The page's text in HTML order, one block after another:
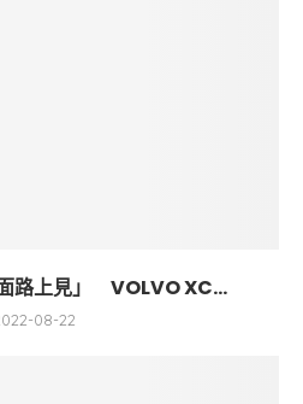
路上見」 VOLVO XC...
08-22